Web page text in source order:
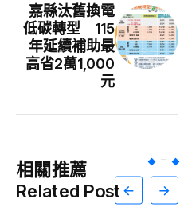
嘉縣汰舊換電
低碳轉型 115
年延續補助最
高省2萬1,000
元
相關推薦
Related Post